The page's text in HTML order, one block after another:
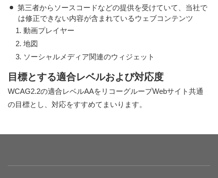
第三者からソースコードなどの提供を受けていて、当社で
は修正できない内容が含まれているウェブコンテンツ
1. 動画プレイヤー
2. 地図
3. ソーシャルメディア関連のウィジェット
目標とする適合レベルおよび対応度
WCAG2.2の適合レベルAAをリコーグループWebサイト共通
の目標とし、対応をすすめてまいります。